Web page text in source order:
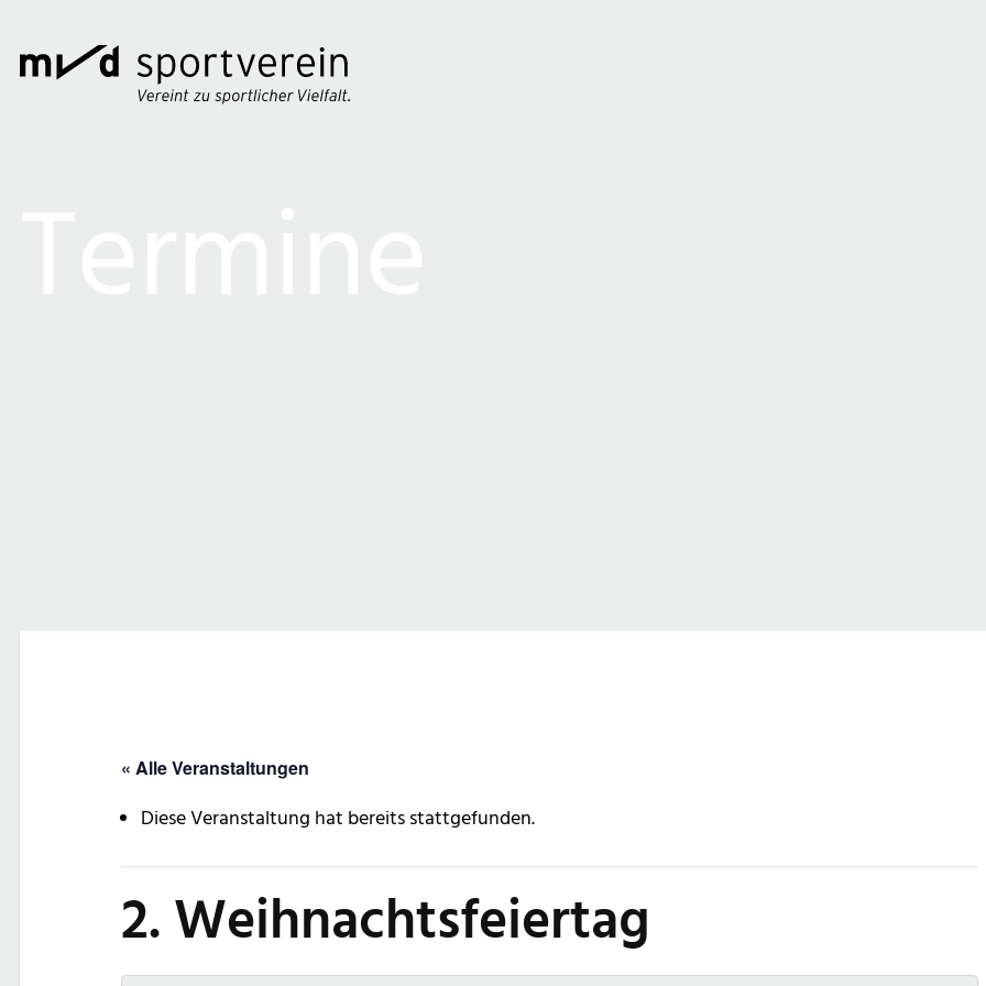
« Alle Veranstaltungen
Diese Veranstaltung hat bereits stattgefunden.
2. Weihnachtsfeiertag